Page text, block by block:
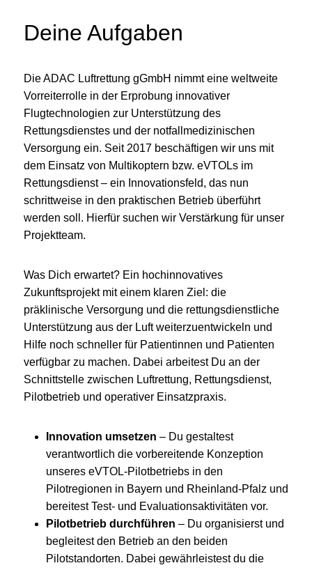
Deine Aufgaben
Die ADAC Luftrettung gGmbH nimmt eine weltweite
Vorreiterrolle in der Erprobung innovativer
Flugtechnologien zur Unterstützung des
Rettungsdienstes und der notfallmedizinischen
Versorgung ein. Seit 2017 beschäftigen wir uns mit
dem Einsatz von Multikoptern bzw. eVTOLs im
Rettungsdienst – ein Innovationsfeld, das nun
schrittweise in den praktischen Betrieb überführt
werden soll. Hierfür suchen wir Verstärkung für unser
Projektteam.
Was Dich erwartet? Ein hochinnovatives
Zukunftsprojekt mit einem klaren Ziel: die
präklinische Versorgung und die rettungsdienstliche
Unterstützung aus der Luft weiterzuentwickeln und
Hilfe noch schneller für Patientinnen und Patienten
verfügbar zu machen. Dabei arbeitest Du an der
Schnittstelle zwischen Luftrettung, Rettungsdienst,
Pilotbetrieb und operativer Einsatzpraxis.
Innovation umsetzen – Du gestaltest
verantwortlich die vorbereitende Konzeption
unseres eVTOL-Pilotbetriebs in den
Pilotregionen in Bayern und Rheinland-Pfalz und
bereitest Test- und Evaluationsaktivitäten vor.
Pilotbetrieb durchführen – Du organisierst und
begleitest den Betrieb an den beiden
Pilotstandorten. Dabei gewährleistest du die